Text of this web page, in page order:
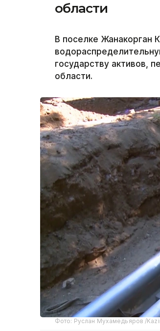
области
В поселке Жанакорган
государству активов,
области.
Фото: Руслан Мухамедьяров /